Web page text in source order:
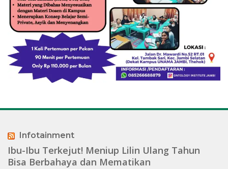
Infotainment
Ibu-Ibu Terkejut! Meniup Lilin Ulang Tahun
Bisa Berbahaya dan Mematikan